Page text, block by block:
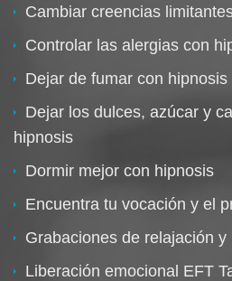
Cambiar creencias
Controlar las alergias con
Dejar de fumar con hipnosis
Dejar los dulces, azúcar y
hipnosis
Dormir mejor con hipnosis
Encuentra tu vocación y el
Grabaciones de relajación y
Liberación emocional EFT